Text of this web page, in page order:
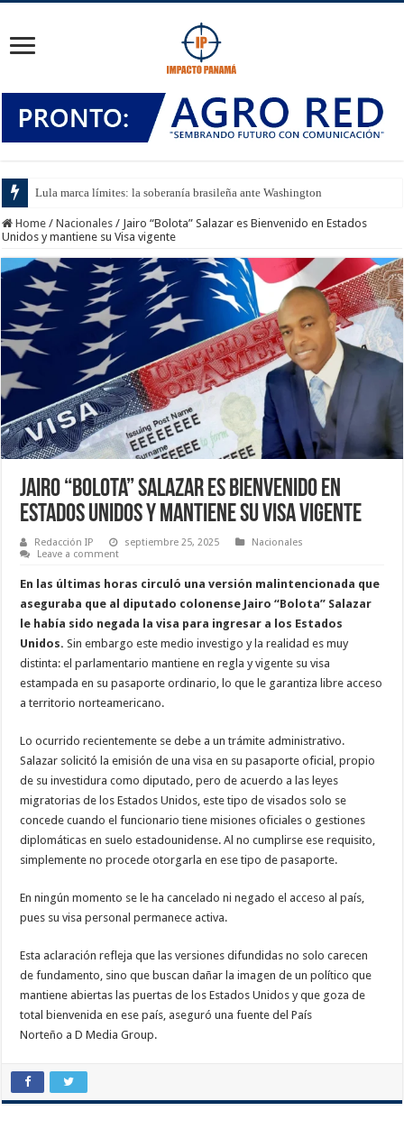
Lula marca límites: la soberanía brasileña ante Washington
Home / Nacionales / Jairo “Bolota” Salazar es Bienvenido en Estados
Unidos y mantiene su Visa vigente
Jairo “Bolota” Salazar es Bienvenido en
Estados Unidos y mantiene su Visa vigente
Redacción IP septiembre 25, 2025
Nacionales
Leave a comment
En las últimas horas circuló una versión malintencionada que
aseguraba que al diputado colonense Jairo “Bolota” Salazar
le había sido negada la visa para ingresar a los Estados
Unidos. Sin embargo este medio investigo y la realidad es muy
distinta: el parlamentario mantiene en regla y vigente su visa
estampada en su pasaporte ordinario, lo que le garantiza libre acceso
a territorio norteamericano.
Lo ocurrido recientemente se debe a un trámite administrativo.
Salazar solicitó la emisión de una visa en su pasaporte oficial, propio
de su investidura como diputado, pero de acuerdo a las leyes
migratorias de los Estados Unidos, este tipo de visados solo se
concede cuando el funcionario tiene misiones oficiales o gestiones
diplomáticas en suelo estadounidense. Al no cumplirse ese requisito,
simplemente no procede otorgarla en ese tipo de pasaporte.
En ningún momento se le ha cancelado ni negado el acceso al país,
pues su visa personal permanece activa.
Esta aclaración refleja que las versiones difundidas no solo carecen
de fundamento, sino que buscan dañar la imagen de un político que
mantiene abiertas las puertas de los Estados Unidos y que goza de
total bienvenida en ese país, aseguró una fuente del País
Norteño a D Media Group.